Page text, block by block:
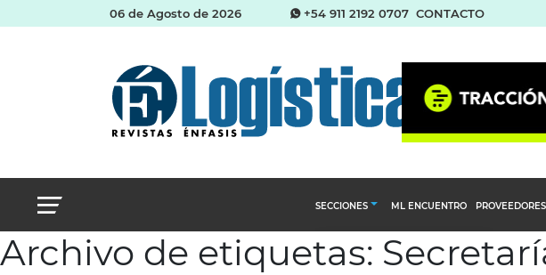
06 de Agosto de 2026 +54 911 2192 0707 CONTACTO
SECCIONES
Abastecimiento y compras
ML ENCUENTRO PROVEEDORES
Archivo de etiquetas: